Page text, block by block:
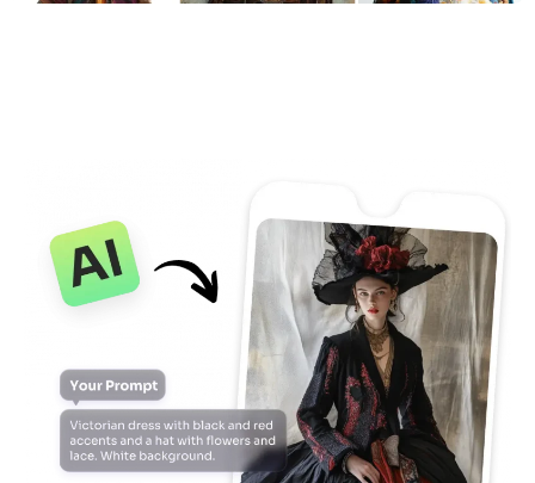
Wan 2.5
AI 대체서
AI 색칠
AI 스타일 이미지 생성기
인물 사진 도구